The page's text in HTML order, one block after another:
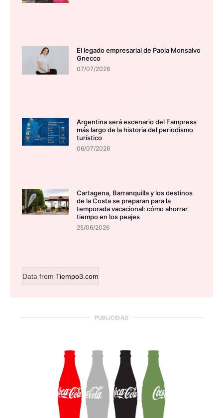
El legado empresarial de Paola Monsalvo
Gnecco
07/07/2026
Argentina será escenario del Fampress
más largo de la historia del periodismo
turístico
06/07/2026
Cartagena, Barranquilla y los destinos
de la Costa se preparan para la
temporada vacacional: cómo ahorrar
tiempo en los peajes
25/06/2026
Data from Tiempo3.com
PUBLICIDAD